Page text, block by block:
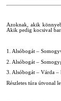
Azoknak, akik
Akik pedig kocsival
1. Alsóbogát –
2. Alsóbogát –
3. Alsóbogát – Várda –
Részletes túra útvonal